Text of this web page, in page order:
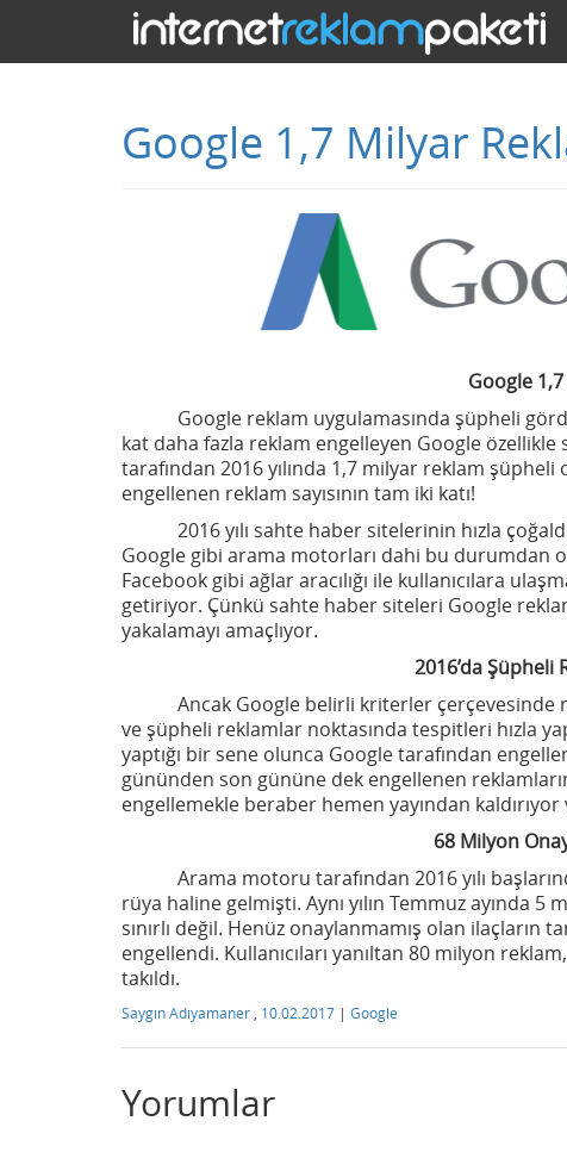
Google 1,7 Milyar
Google
Google reklam uygulamasında şüpheli
kat daha fazla reklam engelleyen Google
tarafından 2016 yılında 1,7 milyar reklam
engellenen reklam sayısının tam iki katı!
2016 yılı sahte haber sitelerinin hızla
Google gibi arama motorları dahi bu durumdan
Facebook gibi ağlar aracılığı ile kullanıcılara
getiriyor. Çünkü sahte haber siteleri Google
yakalamayı amaçlıyor.
2016’da Şüpheli
Ancak Google belirli kriterler
ve şüpheli reklamlar noktasında tespitleri hızla
yaptığı bir sene olunca Google tarafından
gününden son gününe dek engellenen
engellemekle beraber hemen yayından
68 Milyon
Arama motoru tarafından 2016 yılı
rüya haline gelmişti. Aynı yılın Temmuz ayında
sınırlı değil. Henüz onaylanmamış olan ilaçların
engellendi. Kullanıcıları yanıltan 80 milyon
takıldı.
Saygın Adıyamaner 10.02.2017 | Google
Yorumlar